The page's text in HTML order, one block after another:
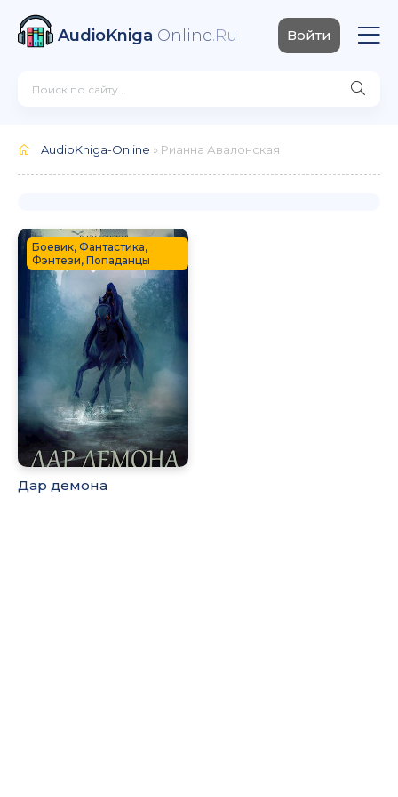
AudioKniga Online.Ru Войти
AudioKniga-Online » Рианна Авалонская
Боевик, Фантастика,
Фэнтези, Попаданцы
Дар демона